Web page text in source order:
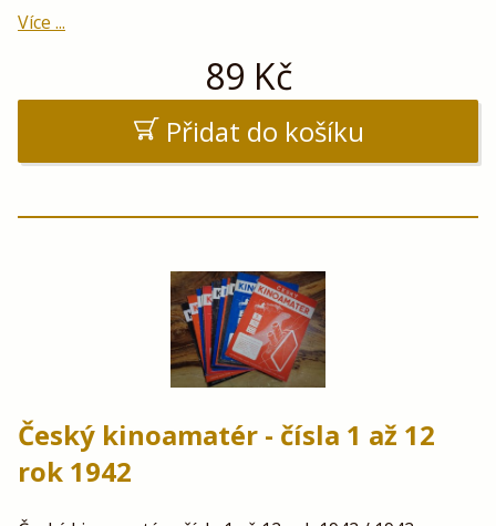
Více ...
89 Kč
Přidat do košíku
Český kinoamatér - čísla 1 až 12
rok 1942